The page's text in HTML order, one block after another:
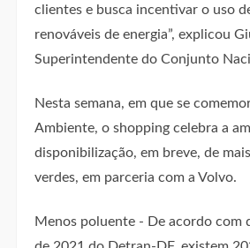
clientes e busca incentivar o uso
renováveis de energia”, explicou
Superintendente do Conjunto
Nesta semana, em que se
Ambiente, o shopping celebra a
disponibilização, em breve, de
verdes, em parceria com a Volvo.
Menos poluente - De acordo com